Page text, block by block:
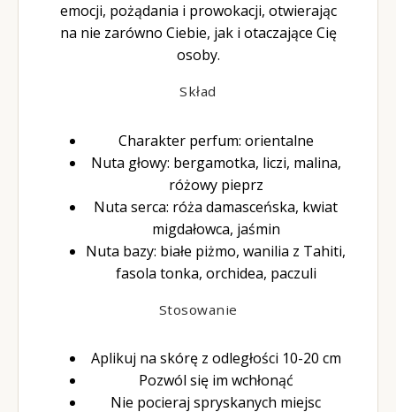
emocji, pożądania i prowokacji, otwierając
na nie zarówno Ciebie, jak i otaczające Cię
osoby.
Skład
Charakter perfum: orientalne
Nuta głowy: bergamotka, liczi, malina,
różowy pieprz
Nuta serca: róża damasceńska, kwiat
migdałowca, jaśmin
Nuta bazy: białe piżmo, wanilia z Tahiti,
fasola tonka, orchidea, paczuli
Stosowanie
Aplikuj na skórę z odległości 10-20 cm
Pozwól się im wchłonąć
Nie pocieraj spryskanych miejsc